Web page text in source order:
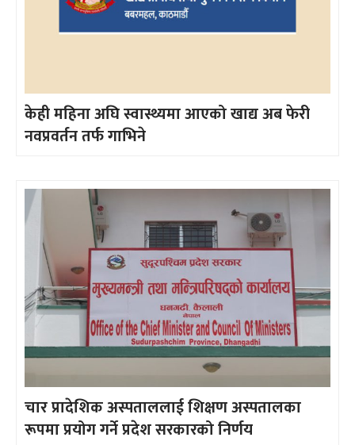
केही महिना अघि स्वास्थ्यमा आएको खाद्य अब फेरी
नवप्रवर्तन तर्फ गाभिने
चार प्रादेशिक अस्पताललाई शिक्षण अस्पतालका
रूपमा प्रयोग गर्ने प्रदेश सरकारको निर्णय